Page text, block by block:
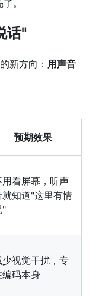
。
话"
新方向： 用声音
预期效果
用看屏幕，听声
就知道"这里有情
"
少视觉干扰，专
编码本身